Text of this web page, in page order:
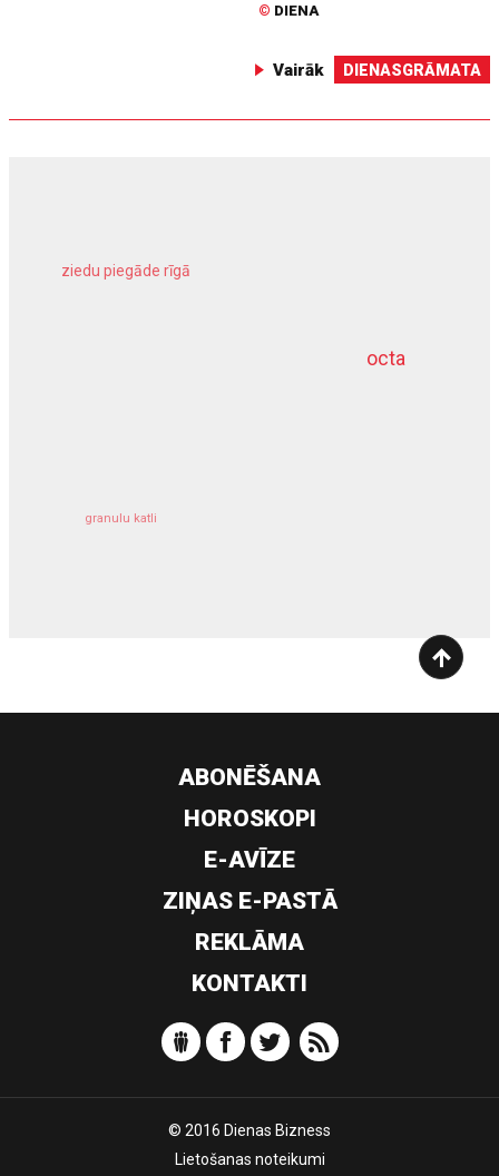
© DIENA
Vairāk DIENASGRĀMATA
octa
ziedu piegāde rīgā
granulu katli
dziļurbums
ABONĒŠANA
HOROSKOPI
E-AVĪZE
ZIŅAS E-PASTĀ
REKLĀMA
KONTAKTI
© 2016 Dienas Bizness
Lietošanas noteikumi